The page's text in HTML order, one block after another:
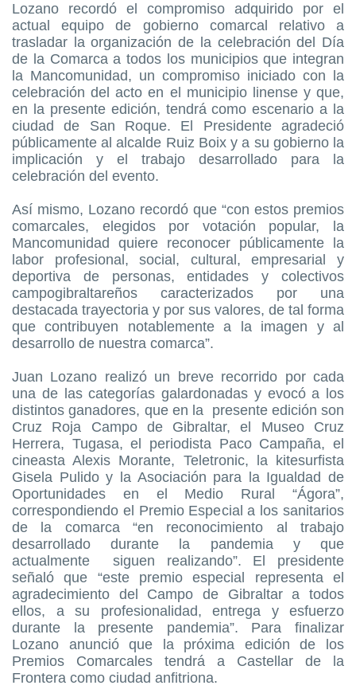
Lozano recordó el compromiso adquirido por el
actual equipo de gobierno comarcal relativo a
trasladar la organización de la celebración del Día
de la Comarca a todos los municipios que integran
la Mancomunidad, un compromiso iniciado con la
celebración del acto en el municipio linense y que,
en la presente edición, tendrá como escenario a la
ciudad de San Roque. El Presidente agradeció
públicamente al alcalde Ruiz Boix y a su gobierno la
implicación y el trabajo desarrollado para la
celebración del evento.
Así mismo, Lozano recordó que “con estos premios
comarcales, elegidos por votación popular, la
Mancomunidad quiere reconocer públicamente la
labor profesional, social, cultural, empresarial y
deportiva de personas, entidades y colectivos
campogibraltareños caracterizados por una
destacada trayectoria y por sus valores, de tal forma
que contribuyen notablemente a la imagen y al
desarrollo de nuestra comarca”.
Juan Lozano realizó un breve recorrido por cada
una de las categorías galardonadas y evocó a los
distintos ganadores, que en la presente edición son
Cruz Roja Campo de Gibraltar, el Museo Cruz
Herrera, Tugasa, el periodista Paco Campaña, el
cineasta Alexis Morante, Teletronic, la kitesurfista
Gisela Pulido y la Asociación para la Igualdad de
Oportunidades en el Medio Rural “Ágora”,
correspondiendo el Premio Especial a los sanitarios
de la comarca “en reconocimiento al trabajo
desarrollado durante la pandemia y que
actualmente siguen realizando”. El presidente
señaló que “este premio especial representa el
agradecimiento del Campo de Gibraltar a todos
ellos, a su profesionalidad, entrega y esfuerzo
durante la presente pandemia”. Para finalizar
Lozano anunció que la próxima edición de los
Premios Comarcales tendrá a Castellar de la
Frontera como ciudad anfitriona.